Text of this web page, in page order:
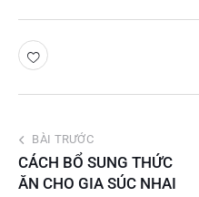
BÀI TRƯỚC
CÁCH BỔ SUNG THỨC
ĂN CHO GIA SÚC NHAI